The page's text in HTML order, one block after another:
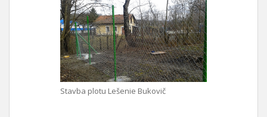
Stavba plotu Lešenie Bukovič